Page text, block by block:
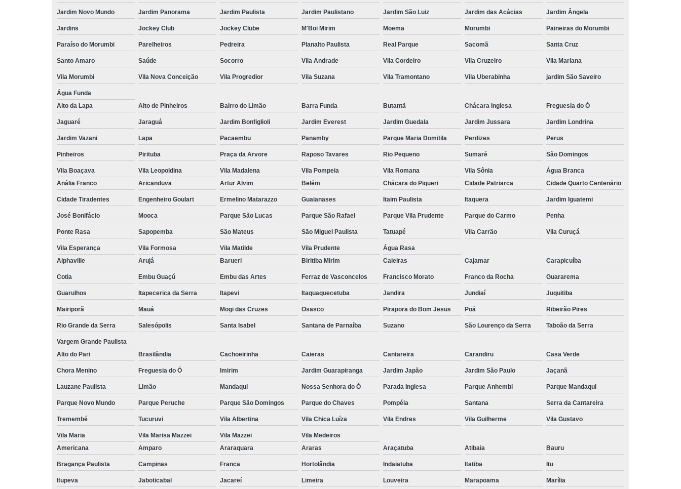
Jardim Novo Mundo Jardim Panorama Jardim Paulista Jardim Paulistano Jardim São Luiz Jardim das Acácias Jardim Ângela
Jardins Jockey Club Jockey Clube M'Boi Mirim Moema Morumbi Paineiras do Morumbi
Paraíso do Morumbi Parelheiros Pedreira Planalto Paulista Real Parque Sacomã Santa Cruz
Santo Amaro Saúde Socorro Vila Andrade Vila Cordeiro Vila Cruzeiro Vila Mariana
Vila Morumbi Vila Nova Conceição Vila Progredior Vila Suzana Vila Tramontano Vila Uberabinha jardim São Saveiro
Água Funda
Alto da Lapa
Alto de Pinheiros Bairro do Limão Barra Funda Butantã Chácara Inglesa Freguesia do Ó
Jaguaré Jaraguá Jardim Bonfiglioli Jardim Everest Jardim Guedala Jardim Jussara Jardim Londrina
Jardim Vazani Lapa Pacaembu Panamby Parque Maria Domitila Perdizes Perus
Pinheiros Pirituba Praça da Arvore Raposo Tavares Rio Pequeno Sumaré São Domingos
Vila Boaçava Vila Leopoldina Vila Madalena Vila Pompeia Vila Romana Vila Sônia
Água Branca
Anália Franco
Aricanduva Artur Alvim Belém Chácara do Piqueri Cidade Patriarca Cidade Quarto Centenário
Cidade Tiradentes Engenheiro Goulart Ermelino Matarazzo Guaianases Itaim Paulista Itaquera Jardim Iguatemi
José Bonifácio Mooca Parque São Lucas Parque São Rafael Parque Vila Prudente Parque do Carmo Penha
Ponte Rasa Sapopemba São Mateus São Miguel Paulista Tatuapé Vila Carrão Vila Curuçá
Vila Esperança Vila Formosa Vila Matilde Vila Prudente
Água Rasa
Alphaville
Arujá Barueri Biritiba Mirim Caieiras Cajamar Carapicuíba
Cotia Embu Guaçú Embu das Artes Ferraz de Vasconcelos Francisco Morato Franco da Rocha Guararema
Guarulhos Itapecerica da Serra Itapevi Itaquaquecetuba Jandira Jundiaí Juquitiba
Mairiporã Mauá Mogi das Cruzes Osasco Pirapora do Bom Jesus Poá Ribeirão Pires
Rio Grande da Serra Salesópolis Santa Isabel Santana de Parnaíba Suzano São Lourenço da Serra Taboão da Serra
Vargem Grande Paulista
Alto do Pari
Brasilândia Cachoeirinha Caieras Cantareira Carandiru Casa Verde
Chora Menino Freguesia do Ó Imirim Jardim Guarapiranga Jardim Japão Jardim São Paulo Jaçanã
Lauzane Paulista Limão Mandaqui Nossa Senhora do Ó Parada Inglesa Parque Anhembi Parque Mandaqui
Parque Novo Mundo Parque Peruche Parque São Domingos Parque do Chaves Pompéia Santana Serra da Cantareira
Tremembé Tucuruvi Vila Albertina Vila Chica Luíza Vila Endres Vila Guilherme Vila Gustavo
Vila Maria Vila Marisa Mazzei Vila Mazzei
Vila Medeiros
Americana
Amparo Araraquara Araras Araçatuba Atibaia Bauru
Bragança Paulista Campinas Franca Hortolândia Indaiatuba Itatiba Itu
Itupeva Jaboticabal Jacareí Limeira Louveira Marapoama Marília